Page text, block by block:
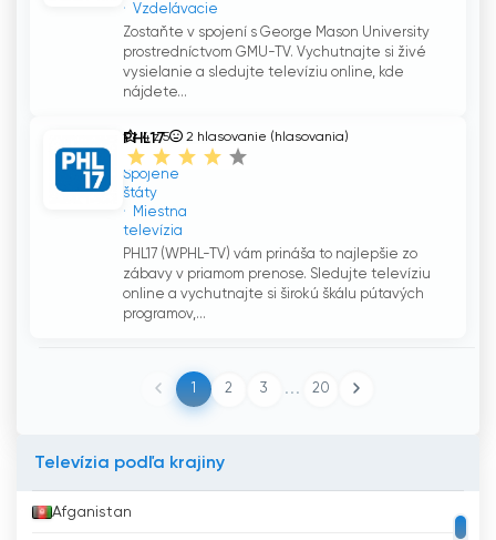
Vzdelávacie
Zostaňte v spojení s George Mason University
prostredníctvom GMU-TV. Vychutnajte si živé
vysielanie a sledujte televíziu online, kde
nájdete...
PHL17
Spojené
štáty
Miestna
televízia
4 z 5 2 hlasovanie (hlasovania)
PHL17 (WPHL-TV) vám prináša to najlepšie zo
zábavy v priamom prenose. Sledujte televíziu
online a vychutnajte si širokú škálu pútavých
programov,...
2 3 ... 20
Televízia podľa krajiny
Afganistan